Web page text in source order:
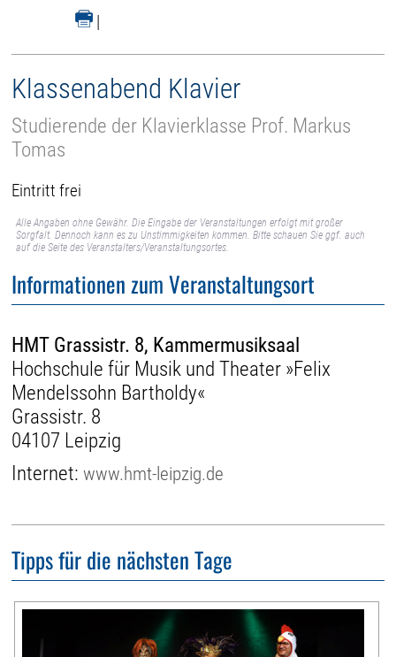
|
Klassenabend Klavier
Studierende der Klavierklasse Prof. Markus
Tomas
Eintritt frei
Alle Angaben ohne Gewähr. Die Eingabe der Veranstaltungen erfolgt mit großer
Sorgfalt. Dennoch kann es zu Unstimmigkeiten kommen. Bitte schauen Sie ggf. auch
auf die Seite des Veranstalters/Veranstaltungsortes.
Informationen zum Veranstaltungsort
HMT Grassistr. 8, Kammermusiksaal
Hochschule für Musik und Theater »Felix
Mendelssohn Bartholdy«
Grassistr. 8
04107 Leipzig
Internet:www.hmt-leipzig.de
Tipps für die nächsten Tage